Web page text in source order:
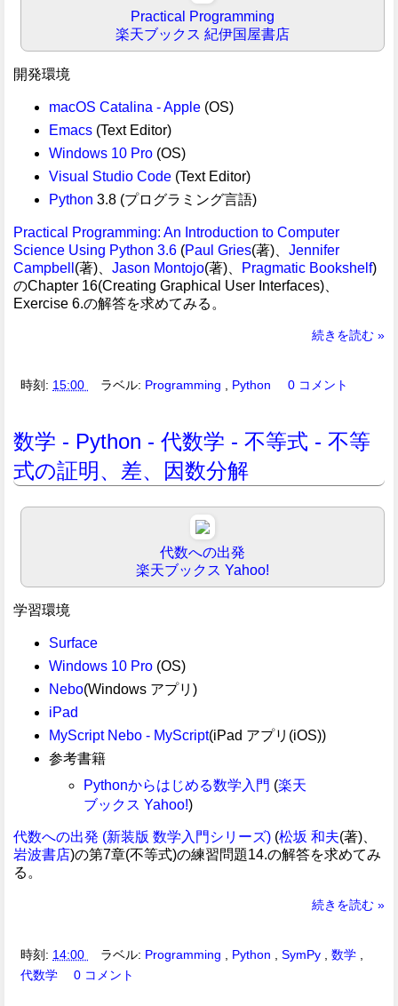
Practical Programming
楽天ブックス 紀伊国屋書店
開発環境
macOS Catalina - Apple(OS)
Emacs(Text Editor)
Windows 10 Pro(OS)
Visual Studio Code(Text Editor)
Python 3.8 (プログラミング言語)
Practical Programming: An Introduction to Computer
Science Using Python 3.6 (Paul Gries(著)、 Jennifer
Campbell (著)、 Jason Montojo(著)、 Pragmatic Bookshelf)
のChapter 16(Creating Graphical User Interfaces)、
Exercise 6.の解答を求めてみる。
続きを読む »
時刻: 15:00 ラベル: Programming , Python 0 コメント
数学 - Python - 代数学 - 不等式 - 不等
式の証明、差、因数分解
代数への出発
楽天ブックス Yahoo!
学習環境
Surface
Windows 10 Pro(OS)
Nebo(Windows アプリ)
iPad
MyScript Nebo - MyScript(iPad アプリ(iOS))
参考書籍
Pythonからはじめる数学入門 (楽天
ブックス Yahoo!)
代数への出発 (新装版 数学入門シリーズ) (松坂 和夫(著)、
岩波書店)の第7章(不等式)の練習問題14.の解答を求めてみ
る。
続きを読む »
時刻: 14:00 ラベル: Programming , Python ,SymPy ,数学 ,
代数学
0 コメント